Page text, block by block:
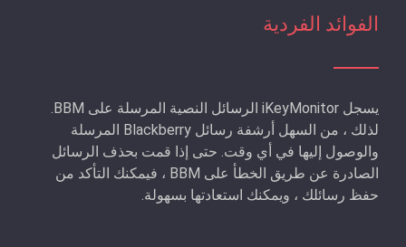
الفوائد الفردية
يسجل iKeyMonitor الرسائل النصية المرسلة على BBM.
لذلك ، من السهل أرشفة رسائل Blackberry المرسلة
والوصول إليها في أي وقت. حتى إذا قمت بحذف الرسائل
الصادرة عن طريق الخطأ على BBM ، فيمكنك التأكد من
حفظ رسائلك ، ويمكنك استعادتها بسهولة.